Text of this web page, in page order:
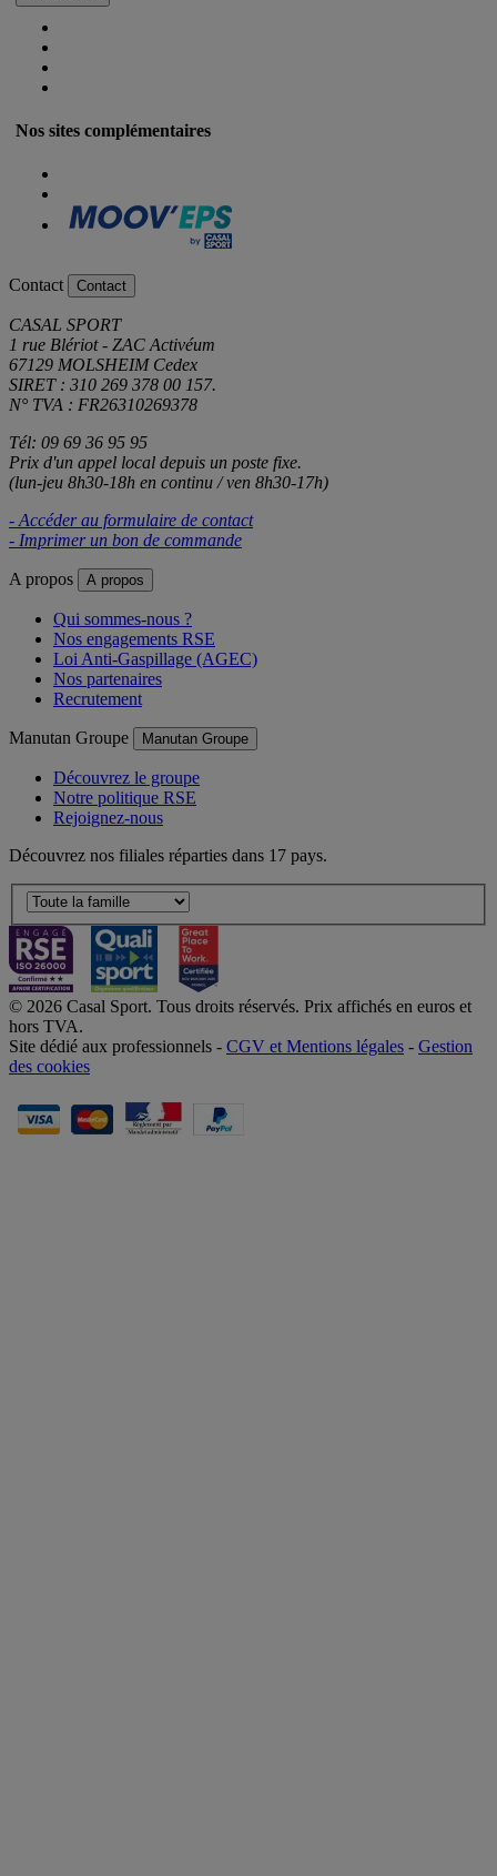
Nos sites complémentaires
Contact Contact
CASAL SPORT
1 rue Blériot - ZAC Activéum
67129 MOLSHEIM Cedex
SIRET : 310 269 378 00 157.
N° TVA : FR26310269378
Tél: 09 69 36 95 95
Prix d'un appel local depuis un poste fixe.
(lun-jeu 8h30-18h en continu / ven 8h30-17h)
- Accéder au formulaire de contact
- Imprimer un bon de commande
A propos A propos
Qui sommes-nous ?
Nos engagements RSE
Loi Anti-Gaspillage (AGEC)
Nos partenaires
Recrutement
Manutan Groupe Manutan Groupe
Découvrez le groupe
Notre politique RSE
Rejoignez-nous
Découvrez nos filiales réparties dans 17 pays.
© 2026 Casal Sport. Tous droits réservés. Prix affichés en euros et
hors TVA.
Site dédié aux professionnels - CGV et Mentions légales - Gestion
des cookies